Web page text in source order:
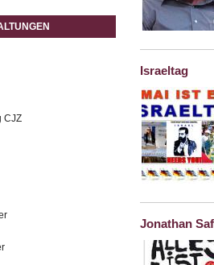
CJZ
Israeltag
Jonathan